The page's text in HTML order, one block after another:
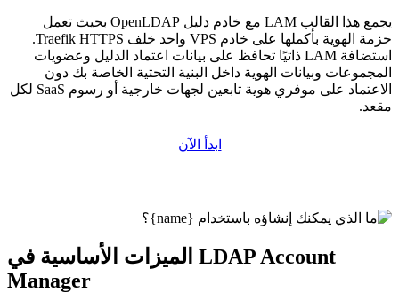
يجمع هذا القالب LAM مع خادم دليل OpenLDAP بحيث تعمل
حزمة الهوية بأكملها على خادم VPS واحد خلف Traefik HTTPS.
استضافة LAM ذاتيًا تحافظ على بيانات اعتماد الدليل وعضويات
المجموعات وبيانات الهوية داخل البنية التحتية الخاصة بك دون
الاعتماد على موفري هوية تابعين لجهات خارجية أو رسوم SaaS لكل
مقعد.
ابدأ الآن
الميزات الأساسية في LDAP Account
Manager